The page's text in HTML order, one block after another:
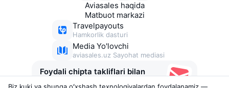
Aviasales haqida
Matbuot markazi
Travelpayouts
Hamkorlik dasturi
Media Yo'lovchi
aviasales.uz Sayohat mediasi
Foydali chipta takliflari bilan